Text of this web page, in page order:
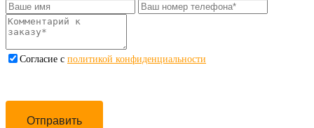
Cогласие с политикой конфиденциальности
Отправить